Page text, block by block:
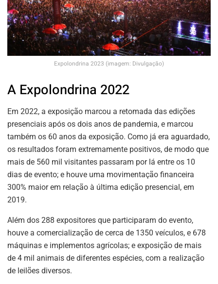
Expolondrina 2023 (imagem: Divulgação)
A Expolondrina 2022
Em 2022, a exposição marcou a retomada das edições
presenciais após os dois anos de pandemia, e marcou
também os 60 anos da exposição. Como já era aguardado,
os resultados foram extremamente positivos, de modo que
mais de 560 mil visitantes passaram por lá entre os 10
dias de evento; e houve uma movimentação financeira
300% maior em relação à última edição presencial, em
2019.
Além dos 288 expositores que participaram do evento,
houve a comercialização de cerca de 1350 veículos, e 678
máquinas e implementos agrícolas; e exposição de mais
de 4 mil animais de diferentes espécies, com a realização
de leilões diversos.